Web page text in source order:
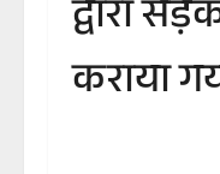
द्वारा
कराया